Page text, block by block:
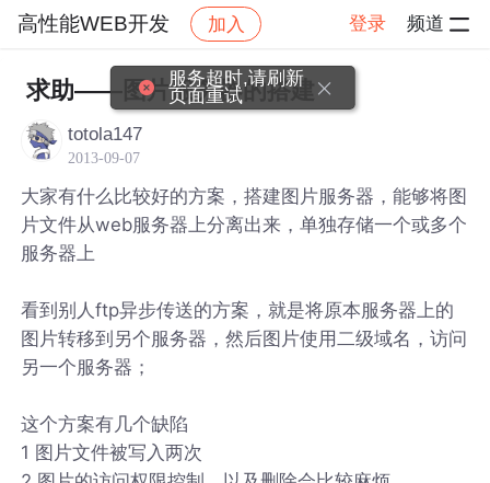
高性能WEB开发 加入 登录 频道
社区 高性能WEB开发 帖子详情
求助——图片服务器的搭建
totola147
2013-09-07
大家有什么比较好的方案，搭建图片服务器，能够将图
片文件从web服务器上分离出来，单独存储一个或多个
服务器上
看到别人ftp异步传送的方案，就是将原本服务器上的
图片转移到另个服务器，然后图片使用二级域名，访问
另一个服务器；
这个方案有几个缺陷
1 图片文件被写入两次
服务超时,请刷新
页面重试